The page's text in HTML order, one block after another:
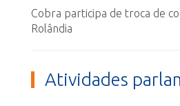
Cobra participa de troca de
Rolândia
Atividades